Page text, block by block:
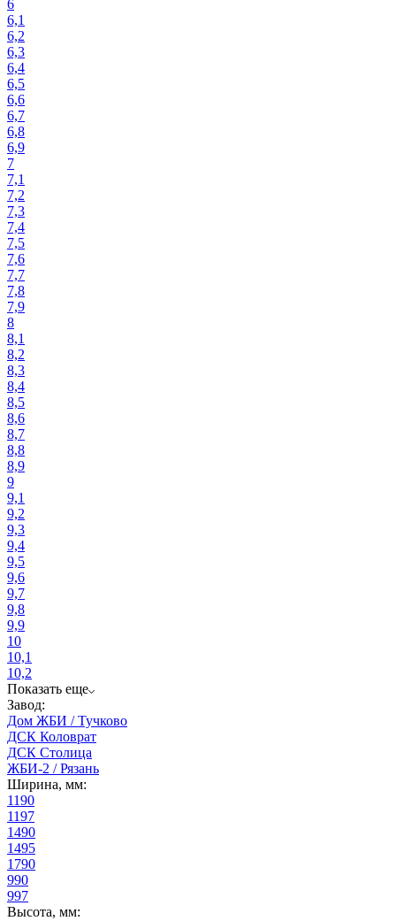
6
6,1
6,2
6,3
6,4
6,5
6,6
6,7
6,8
6,9
7
7,1
7,2
7,3
7,4
7,5
7,6
7,7
7,8
7,9
8
8,1
8,2
8,3
8,4
8,5
8,6
8,7
8,8
8,9
9
9,1
9,2
9,3
9,4
9,5
9,6
9,7
9,8
9,9
10
10,1
10,2
Показать еще
Завод:
Дом ЖБИ / Тучково
ДСК Коловрат
ДСК Столица
ЖБИ-2 / Рязань
Ширина, мм:
1190
1197
1490
1495
1790
990
997
Высота, мм: